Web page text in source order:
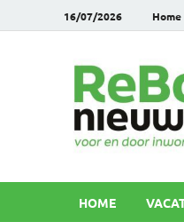
16/07/2026 Home
HOME